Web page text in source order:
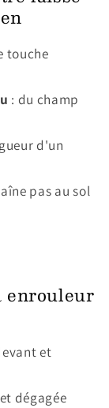
touche
: du champ
d'un
pas au sol
enrouleur
et
dégagée